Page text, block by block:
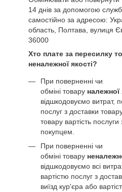
14 днів за допомогою
самостійно за адресою:
область, Полтава, вулиця
36000
Хто плате за пересилку
неналежної якості?
При поверненні чи
обміні товару належної
відшкодовуємо витрат,
послуг з доставки
товару вартість
покупцем.
При поверненні чи
обміні товару
відшкодовуємо всі
вартістю послуг з
виїзд кур'єра або